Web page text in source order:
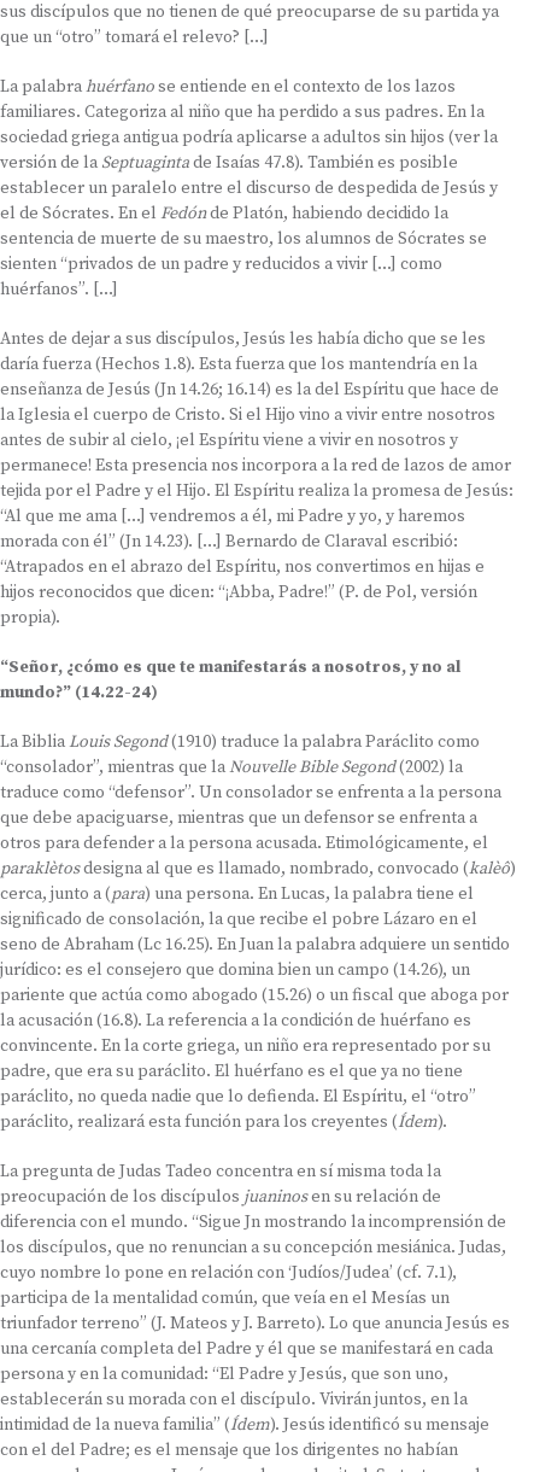
sus discípulos que no tienen de qué preocuparse de su partida ya
que un “otro” tomará el relevo? […]
La palabrahuérfanose entiende en el contexto de los lazos
familiares. Categoriza al niño que ha perdido a sus padres. En la
sociedad griega antigua podría aplicarse a adultos sin hijos (ver la
versión de la Septuagintade Isaías 47.8). También es posible
establecer un paralelo entre el discurso de despedida de Jesús y
el de Sócrates. En el Fedónde Platón, habiendo decidido la
sentencia de muerte de su maestro, los alumnos de Sócrates se
sienten “privados de un padre y reducidos a vivir […] como
huérfanos”. […]
Antes de dejar a sus discípulos, Jesús les había dicho que se les
daría fuerza (Hechos 1.8). Esta fuerza que los mantendría en la
enseñanza de Jesús (Jn 14.26; 16.14) es la del Espíritu que hace de
la Iglesia el cuerpo de Cristo. Si el Hijo vino a vivir entre nosotros
antes de subir al cielo, ¡el Espíritu viene a vivir en nosotros y
permanece! Esta presencia nos incorpora a la red de lazos de amor
tejida por el Padre y el Hijo. El Espíritu realiza la promesa de Jesús:
“Al que me ama […] vendremos a él, mi Padre y yo, y haremos
morada con él” (Jn 14.23). […] Bernardo de Claraval escribió:
“Atrapados en el abrazo del Espíritu, nos convertimos en hijas e
hijos reconocidos que dicen: “¡Abba, Padre!” (P. de Pol, versión
propia).
“Señor, ¿cómo es que te manifestarás a nosotros, y no al
mundo?” (14.22-24)
La BibliaLouis Segond(1910) traduce la palabra Paráclito como
“consolador”, mientras que laNouvelle Bible Segond(2002) la
traduce como “defensor”. Un consolador se enfrenta a la persona
que debe apaciguarse, mientras que un defensor se enfrenta a
otros para defender a la persona acusada. Etimológicamente, el
paraklètosdesigna al que es llamado, nombrado, convocado (kalèô)
cerca, junto a (para) una persona. En Lucas, la palabra tiene el
significado de consolación, la que recibe el pobre Lázaro en el
seno de Abraham (Lc 16.25). En Juan la palabra adquiere un sentido
jurídico: es el consejero que domina bien un campo (14.26), un
pariente que actúa como abogado (15.26) o un fiscal que aboga por
la acusación (16.8). La referencia a la condición de huérfano es
convincente. En la corte griega, un niño era representado por su
padre, que era su paráclito. El huérfano es el que ya no tiene
paráclito, no queda nadie que lo defienda. El Espíritu, el “otro”
paráclito, realizará esta función para los creyentes (Ídem).
La pregunta de Judas Tadeo concentra en sí misma toda la
preocupación de los discípulos juaninosen su relación de
diferencia con el mundo. “Sigue Jn mostrando la incomprensión de
los discípulos, que no renuncian a su concepción mesiánica. Judas,
cuyo nombre lo pone en relación con ‘Judíos/Judea’ (cf. 7.1),
participa de la mentalidad común, que veía en el Mesías un
triunfador terreno” (J. Mateos y J. Barreto). Lo que anuncia Jesús es
una cercanía completa del Padre y él que se manifestará en cada
persona y en la comunidad: “El Padre y Jesús, que son uno,
establecerán su morada con el discípulo. Vivirán juntos, en la
intimidad de la nueva familia” (Ídem). Jesús identificó su mensaje
con el del Padre; es el mensaje que los dirigentes no habían